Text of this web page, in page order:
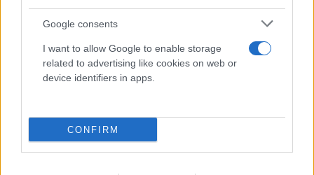
Google consents
I want to allow Google to enable storage
related to advertising like cookies on web or
device identifiers in apps.
CONFIRM